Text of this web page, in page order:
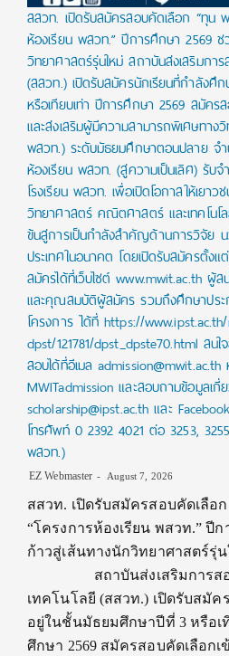
สสวท. เปิดรับสมัครสอบคัดเลือก “ทุน
ห้องเรียน พสวท.” ปีการศึกษา 2569
วิทยาศาสตร์รุ่นใหม่ สถาบันส่งเสริมการ
(สสวท.) เปิดรับสมัครนักเรียนที่กำลังศึ
หรือเทียบเท่า ปีการศึกษา 2569 สมัค
และส่งเสริมผู้มีความสามารถพิเศษทาง
พสวท.) ระดับมัธยมศึกษาตอนปลาย จ
ห้องเรียน พสวท. (สู่ความเป็นเลิศ) รับ
โรงเรียน พสวท. เพื่อเปิดโอกาสให้เยา
วิทยาศาสตร์ คณิตศาสตร์ และเทคโนโ
ข้นสู่การเป็นกำลังสำคัญด้านการวิจัย
ประเทศในอนาคต โดยเปิดรับสมัครตั้ง
สมัครได้ที่เว็บไซต์ www.mwit.ac.th ผู้ส
และคุณสมบัติผู้สมัคร รวมถึงศึกษาประ
โครงการ ได้ที่ https://
dpst/121781/dpst_dpste70.html สน
สอบได้ที่อีเมล admission@mwit.ac.th
MWITadmission และสอบถามข้อมูลเ
scholarship@ipst.ac.th และ
โทรศัพท์ 0 2392 4021 ต่อ 3253,
พสวท.)
EZ Webmaster August 7, 2026
สสวท. เปิดรับสมัครสอบคัดเลือ
“โครงการห้องเรียน พสวท.” ปี
ก้าวสู่เส้นทางนักวิทยาศาสตร์
สถาบันส่งเสริมการสอน
เทคโนโลยี (สสวท.) เปิดรับสมัค
อยู่ในชั้นมัธยมศึกษาปีที่ 3 หรือเ
ศึกษา 2569 สมัครสอบคัดเลือก